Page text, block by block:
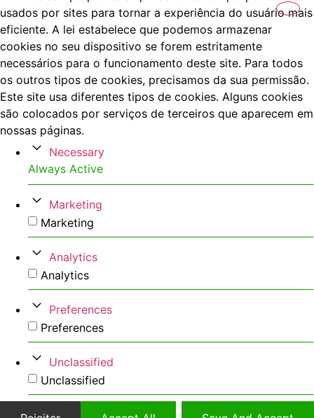
usados por sites para tornar a experiência do usuário mais
eficiente. A lei estabelece que podemos armazenar
cookies no seu dispositivo se forem estritamente
necessários para o funcionamento deste site. Para todos
os outros tipos de cookies, precisamos da sua permissão.
Este site usa diferentes tipos de cookies. Alguns cookies
são colocados por serviços de terceiros que aparecem em
nossas páginas.
Necessary
Always Active
Marketing
Marketing
Analytics
Analytics
Preferences
Preferences
Unclassified
Unclassified